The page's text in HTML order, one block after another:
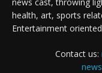
health, art, sports
Entertainment
Contact us: